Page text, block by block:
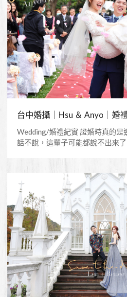
Wedding/婚禮紀實 證婚時真的是
話不說，這輩子可能都說不出來
謝你們給我如此特別有意義且難
Photographer＋ Jason Chien 簡
+Wedding Dress+ My Dear手工婚紗
ⓒ Jason Chien Photography
觀賞更多作品：https://
https://www.instagram.com/